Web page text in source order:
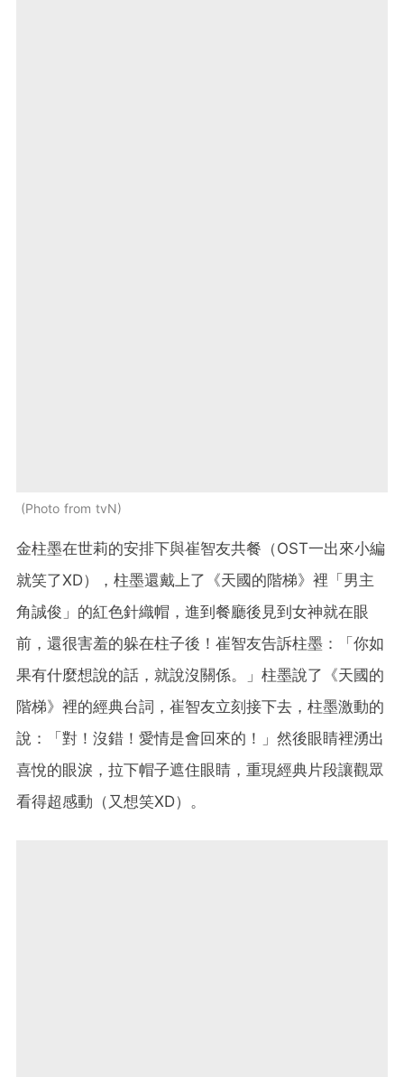
Photo from tvN
金柱墨在世莉的安排下與崔智友共餐（OST一出來小編
就笑了XD），柱墨還戴上了《天國的階梯》裡「男主
角誠俊」的紅色針織帽，進到餐廳後見到女神就在眼
前，還很害羞的躲在柱子後！崔智友告訴柱墨：「你如
果有什麼想說的話，就說沒關係。」柱墨說了《天國的
階梯》裡的經典台詞，崔智友立刻接下去，柱墨激動的
說：「對！沒錯！愛情是會回來的！」然後眼睛裡湧出
喜悅的眼淚，拉下帽子遮住眼睛，重現經典片段讓觀眾
看得超感動（又想笑XD）。